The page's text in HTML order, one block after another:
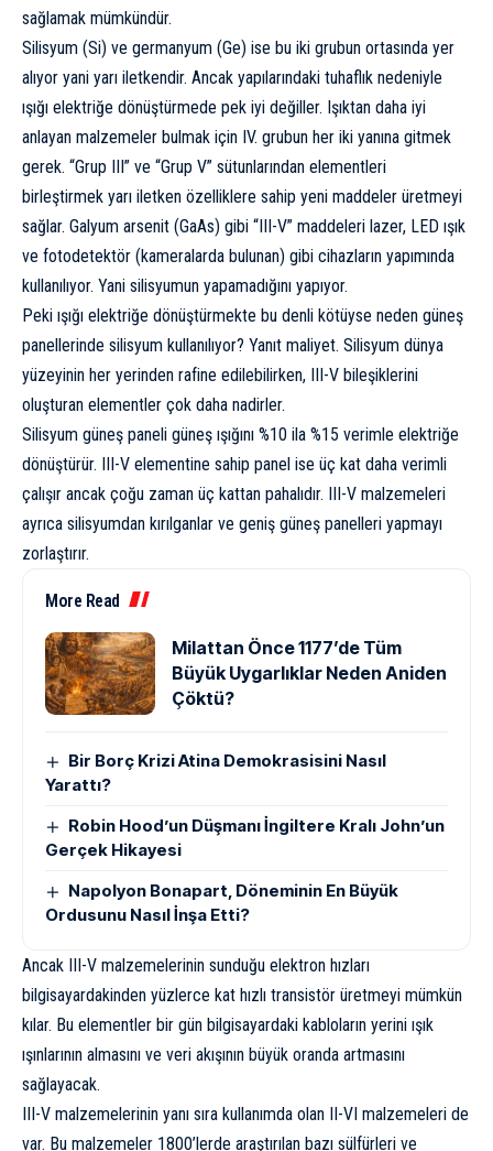
sağlamak mümkündür.
Silisyum (Si) ve germanyum (Ge) ise bu iki grubun ortasında yer
alıyor yani yarı iletkendir. Ancak yapılarındaki tuhaflık nedeniyle
ışığı elektriğe dönüştürmede pek iyi değiller. Işıktan daha iyi
anlayan malzemeler bulmak için IV. grubun her iki yanına gitmek
gerek. “Grup III” ve “Grup V” sütunlarından elementleri
birleştirmek yarı iletken özelliklere sahip yeni maddeler üretmeyi
sağlar. Galyum arsenit (GaAs) gibi “III-V” maddeleri lazer, LED ışık
ve fotodetektör (kameralarda bulunan) gibi cihazların yapımında
kullanılıyor. Yani silisyumun yapamadığını yapıyor.
Peki ışığı elektriğe dönüştürmekte bu denli kötüyse neden güneş
panellerinde silisyum kullanılıyor? Yanıt maliyet. Silisyum dünya
yüzeyinin her yerinden rafine edilebilirken, III-V bileşiklerini
oluşturan elementler çok daha nadirler.
Silisyum güneş paneli güneş ışığını %10 ila %15 verimle elektriğe
dönüştürür. III-V elementine sahip panel ise üç kat daha verimli
çalışır ancak çoğu zaman üç kattan pahalıdır. III-V malzemeleri
ayrıca silisyumdan kırılganlar ve geniş güneş panelleri yapmayı
zorlaştırır.
More Read
Milattan Önce 1177’de Tüm
Büyük Uygarlıklar Neden Aniden
Çöktü?
Bir Borç Krizi Atina Demokrasisini Nasıl
Yarattı?
Robin Hood’un Düşmanı İngiltere Kralı John’un
Gerçek Hikayesi
Napolyon Bonapart, Döneminin En Büyük
Ordusunu Nasıl İnşa Etti?
Ancak III-V malzemelerinin sunduğu elektron hızları
bilgisayardakinden yüzlerce kat hızlı transistör üretmeyi mümkün
kılar. Bu elementler bir gün bilgisayardaki kabloların yerini ışık
ışınlarının almasını ve veri akışının büyük oranda artmasını
sağlayacak.
III-V malzemelerinin yanı sıra kullanımda olan II-VI malzemeleri de
var. Bu malzemeler 1800’lerde araştırılan bazı sülfürleri ve